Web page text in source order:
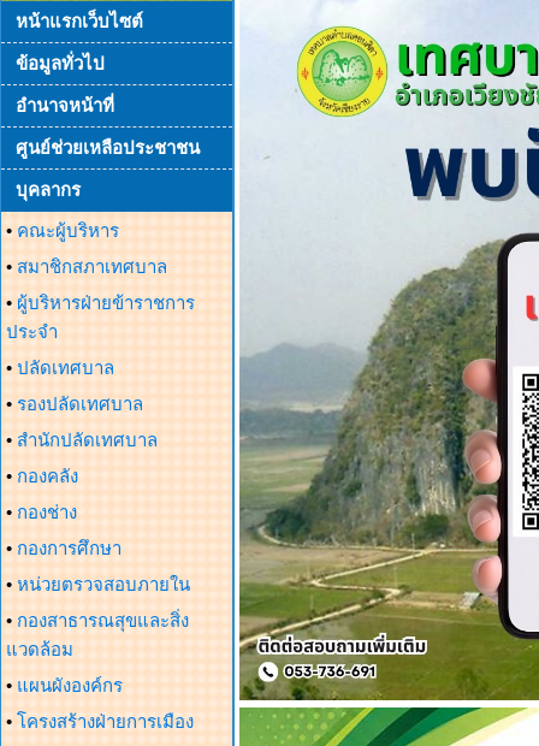
หน้าแรกเว็บไซต์
ข้อมูลทั่วไป
อำนาจหน้าที่
ศูนย์ช่วยเหลือประชาชน
บุคลากร
• คณะผู้บริหาร
• สมาชิกสภาเทศบาล
• ผู้บริหารฝ่ายข้าราชการ
ประจำ
• ปลัดเทศบาล
• รองปลัดเทศบาล
• สำนักปลัดเทศบาล
• กองคลัง
• กองช่าง
• กองการศึกษา
• หน่วยตรวจสอบภายใน
• กองสาธารณสุขและสิ่ง
แวดล้อม
• แผนผังองค์กร
• โครงสร้างฝ่ายการเมือง